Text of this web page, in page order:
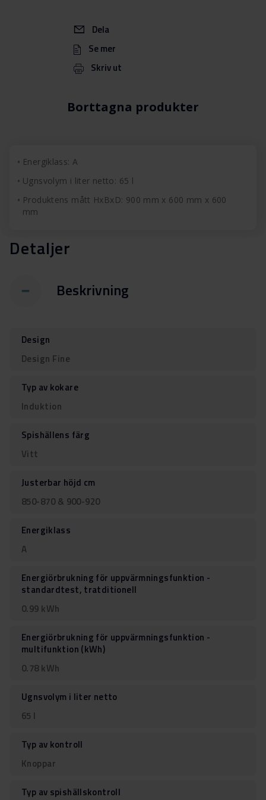
Borttagna produkter
Dela
Se mer
Skriv ut
Energiklass: A
Ugnsvolym i liter netto: 65 l
Produktens mått HxBxD: 900 mm x 600 mm x 600
mm
Detaljer
Beskrivning
Design
Design Fine
Typ av kokare
Induktion
Spishällens färg
Vitt
Justerbar höjd cm
850-870 & 900-920
Energiklass
A
Energiörbrukning för uppvärmningsfunktion -
standardtest, tratditionell
0.99 kWh
Energiörbrukning för uppvärmningsfunktion -
multifunktion (kWh)
0.78 kWh
Ugnsvolym i liter netto
65 l
Typ av kontroll
Knoppar
Typ av spishällskontroll